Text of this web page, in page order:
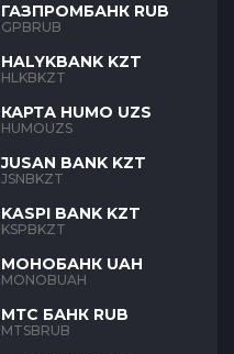
ГАЗПРОМБАНК RUB
GPBRUB
HALYKBANK KZT
HLKBKZT
КАРТА HUMO UZS
HUMOUZS
JUSAN BANK KZT
JSNBKZT
KASPI BANK KZT
KSPBKZT
МОНОБАНК UAH
MONOBUAH
МТС БАНК RUB
MTSBRUB